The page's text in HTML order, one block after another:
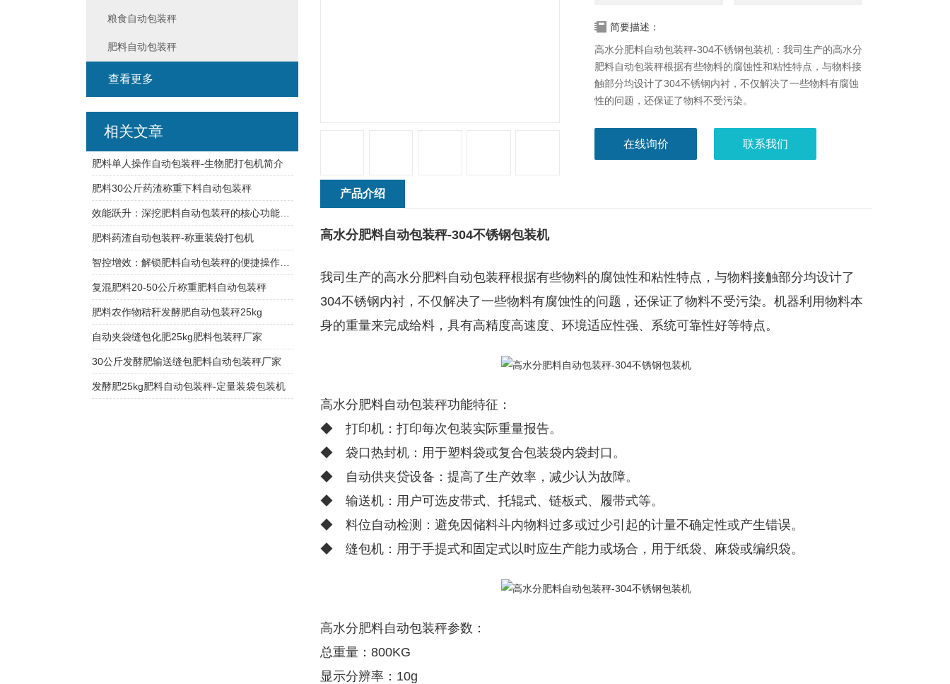
简要描述：
高水分肥料自动包装秤-304不锈钢包装机：我司生产的高水分
肥料自动包装秤​根据有些物料的腐蚀性和粘性特点，与物料接
触部分均设计了304不锈钢内衬，不仅解决了一些物料有腐蚀
性的问题，还保证了物料不受污染。
在线询价 联系我们
产品介绍
高水分肥料自动包装秤-304不锈钢包装机
我司生产的高水分肥料自动包装秤根据有些物料的腐蚀性和粘性特点，与物料接触部分均设计了
304不锈钢内衬，不仅解决了一些物料有腐蚀性的问题，还保证了物料不受污染。机器利用物料本
身的重量来完成给料，具有高精度高速度、环境适应性强、系统可靠性好等特点。
高水分肥料自动包装秤功能特征：
◆ 打印机：打印每次包装实际重量报告。
◆ 袋口热封机：用于塑料袋或复合包装袋内袋封口。
◆ 自动供夹贷设备：提高了生产效率，减少认为故障。
◆ 输送机：用户可选皮带式、托辊式、链板式、履带式等。
◆ 料位自动检测：避免因储料斗内物料过多或过少引起的计量不确定性或产生错误。
◆ 缝包机：用于手提式和固定式以时应生产能力或场合，用于纸袋、麻袋或编织袋。
高水分肥料自动包装秤参数：
总重量：800KG
显示分辨率：10g
粮食自动包装秤
肥料自动包装秤
查看更多
相关文章
肥料单人操作自动包装秤-生物肥打包机简介
肥料30公斤药渣称重下料自动包装秤
效能跃升：深挖肥料自动包装秤的核心功能优势
肥料药渣自动包装秤-称重装袋打包机
智控增效：解锁肥料自动包装秤的便捷操作密码
复混肥料20-50公斤称重肥料自动包装秤
肥料农作物秸秆发酵肥自动包装秤25kg
自动夹袋缝包化肥25kg肥料包装秤厂家
30公斤发酵肥输送缝包肥料自动包装秤厂家
发酵肥25kg肥料自动包装秤-定量装袋包装机